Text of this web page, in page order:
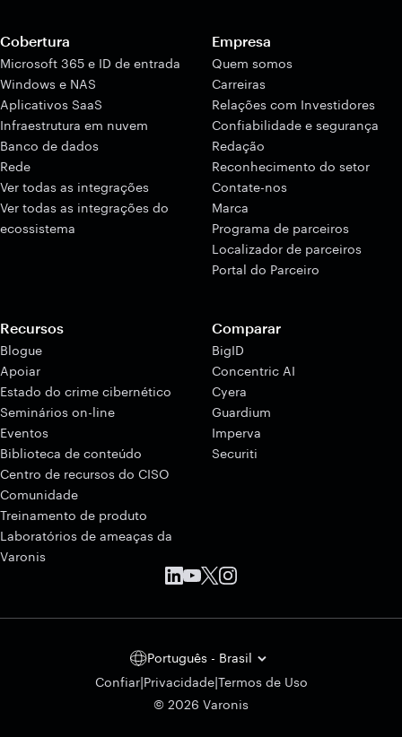
Cobertura
Microsoft 365 e ID de entrada
Windows e NAS
Aplicativos SaaS
Infraestrutura em nuvem
Banco de dados
Rede
Ver todas as integrações
Ver todas as integrações do
ecossistema
Empresa
Quem somos
Carreiras
Relações com Investidores
Confiabilidade e segurança
Redação
Reconhecimento do setor
Contate-nos
Marca
Programa de parceiros
Localizador de parceiros
Portal do Parceiro
Recursos
Blogue
Apoiar
Estado do crime cibernético
Seminários on-line
Eventos
Biblioteca de conteúdo
Centro de recursos do CISO
Comunidade
Treinamento de produto
Laboratórios de ameaças da
Varonis
Comparar
BigID
Concentric AI
Cyera
Guardium
Imperva
Securiti
Português - Brasil
Confiar|Privacidade|Termos de Uso
© 2026 Varonis